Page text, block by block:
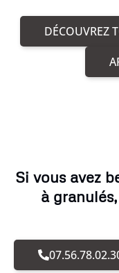
DÉCOUVREZ
Si vous avez
à